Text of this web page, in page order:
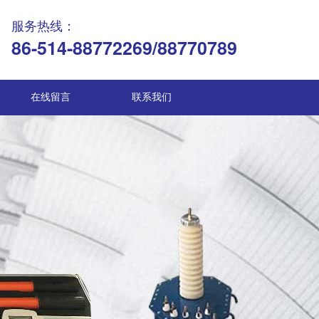
服务热线：
86-514-88772269/88770789
在线留言 联系我们